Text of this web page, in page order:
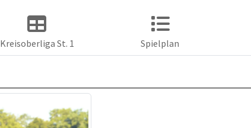
Kreisoberliga St. 1 Spielplan